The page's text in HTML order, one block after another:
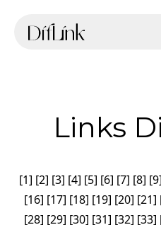
Links
[1] [2] [3] [4] [5] [6] [7] [8] [9]
[16] [17] [18] [19] [20] [21]
[28] [29] [30] [31] [32] [33]